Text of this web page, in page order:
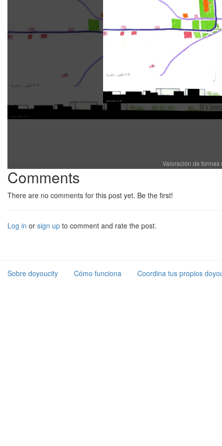
Valoración de
Comments
There are no comments for this post yet. Be the first!
Log in or sign up to comment and rate the post.
Sobre doyoucity Cómo funciona Coordina tus propios